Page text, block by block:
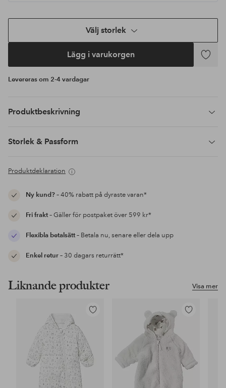
Välj storlek
Lägg i varukorgen
Lägg
Levereras om 2-4 vardagar
Produktbeskrivning
Storlek & Passform
Produktdeklaration
Ny kund?– 40% rabatt på dyraste varan*
Fri frakt– Gäller för postpaket över 599 kr*
Flexibla betalsätt– Betala nu, senare eller dela upp
Enkel retur– 30 dagars returrätt*
Visa mer
Liknande produkter
Lägg
favoriter
Lägg
favoriter